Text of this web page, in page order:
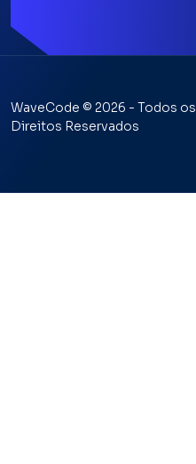
WaveCode © 2026 - Todos os
Direitos Reservados